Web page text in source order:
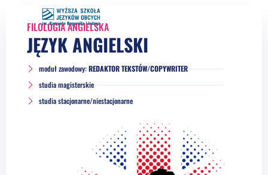
FILOLOGIA ANGIELSKA
JĘZYK ANGIELSKI
moduł zawodowy:REDAKTOR TEKSTÓW/COPYWRITER
studia magisterskie
studia stacjonarne/niestacjonarne